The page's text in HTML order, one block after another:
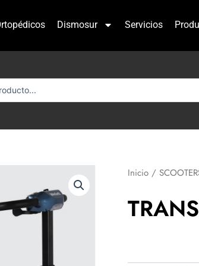
Dismosur Servicios
Inicio/